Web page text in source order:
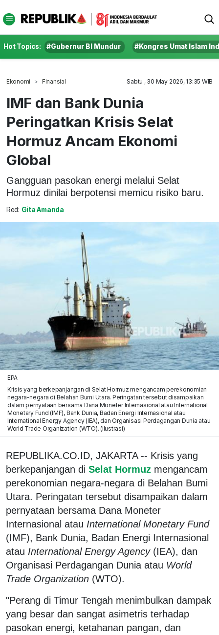
Hot Topics: #Gubernur BI Mundur #Kongres Umat Islam
Ekonomi Finansial Sabtu , 30 May 2026, 13:35 WIB
IMF dan Bank Dunia
Peringatkan Krisis Selat
Hormuz Ancam Ekonomi
Global
Gangguan pasokan energi melalui Selat
Hormuz dinilai berpotensi memicu risiko baru.
Red: Gita Amanda
EPA
Krisis yang berkepanjangan di Selat Hormuz mengancam perekonomian
negara-negara di Belahan Bumi Utara. Peringatan tersebut disampaikan
dalam pernyataan bersama Dana Moneter Internasional atau International
Monetary Fund (IMF), Bank Dunia, Badan Energi Internasional atau
International Energy Agency (IEA), dan Organisasi Perdagangan Dunia atau
World Trade Organization (WTO). (ilustrasi)
REPUBLIKA.CO.ID, JAKARTA -- Krisis yang
berkepanjangan di Selat Hormuz mengancam
perekonomian negara-negara di Belahan Bumi
Utara. Peringatan tersebut disampaikan dalam
pernyataan bersama Dana Moneter
Internasional atau International Monetary Fund
(IMF), Bank Dunia, Badan Energi Internasional
atau International Energy Agency(IEA), dan
Organisasi Perdagangan Dunia atau World
Trade Organization (WTO).
"Perang di Timur Tengah menimbulkan dampak
yang besar dan sangat asimetris terhadap
pasokan energi, ketahanan pangan, dan